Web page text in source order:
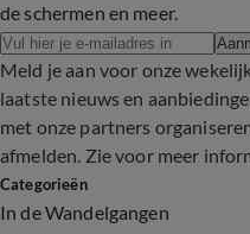
de schermen en meer.
Meld je aan voor onze
laatste nieuws en
met onze partners
afmelden. Zie voor meer
Categorieën
In de Wandelgangen